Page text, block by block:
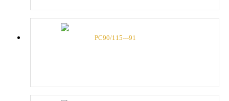
PC90/115---91